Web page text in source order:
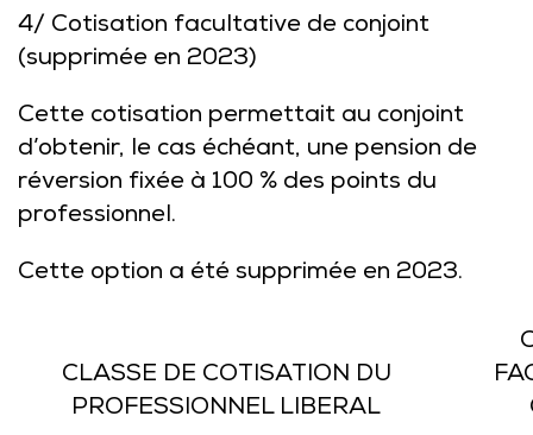
4/ Cotisation facultative de conjoint
(supprimée en 2023)
Cette cotisation permettait au conjoint
d’obtenir, le cas échéant, une pension de
réversion fixée à 100 % des points du
professionnel.
Cette option a été supprimée en 2023.
CLASSE DE COTISATION DU
PROFESSIONNEL LIBERAL